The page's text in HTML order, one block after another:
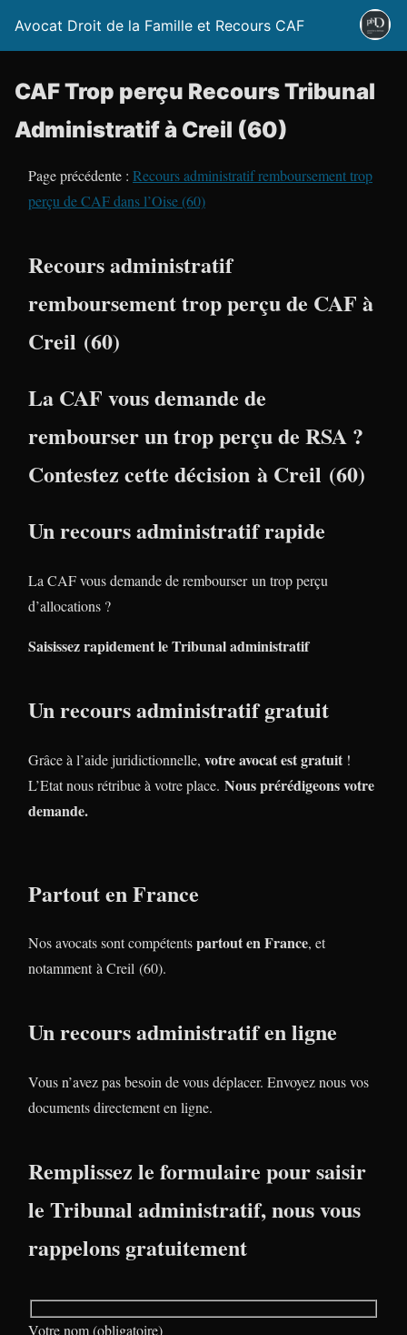
Avocat Droit de la Famille et Recours CAF
CAF Trop perçu Recours Tribunal
Administratif à Creil (60)
Page précédente : Recours administratif remboursement trop
perçu de CAF dans l’Oise (60)
Recours administratif
remboursement trop perçu de CAF à
Creil (60)
La CAF vous demande de
rembourser un trop perçu de RSA ?
Contestez cette décision à Creil (60)
Un recours administratif rapide
La CAF vous demande de rembourser un trop perçu
d’allocations ?
Saisissez rapidement le Tribunal administratif
Un recours administratif gratuit
Grâce à l’aide juridictionnelle, votre avocat est gratuit !
L’Etat nous rétribue à votre place. Nous prérédigeons votre
demande.
Partout en France
Nos avocats sont compétentspartout en France, et
notamment à Creil (60).
Un recours administratif en ligne
Vous n’avez pas besoin de vous déplacer. Envoyez nous vos
documents directement en ligne.
Remplissez le formulaire pour saisir
le Tribunal administratif, nous vous
rappelons gratuitement
Votre nom (obligatoire)